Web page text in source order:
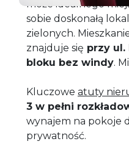
może idealnego
sobie doskonałą
zielonych.
znajduje się przy ul.
bloku bez windy.
​Kluczowe atuty
​3 w pełni
wynajem na pokoje
prywatność.